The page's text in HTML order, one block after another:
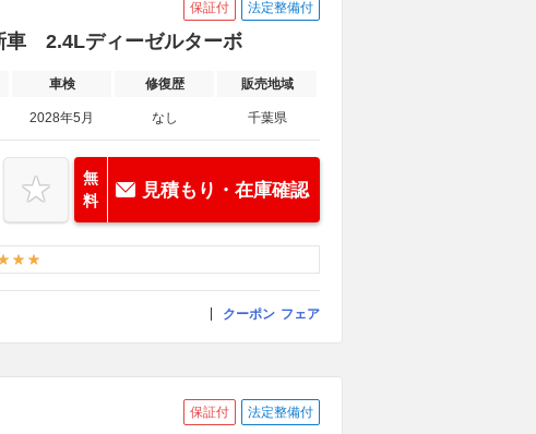
保証付 法定整備付
車 2.4Lディーゼルターボ
車検 修復歴 販売地域
2028年5月 なし 千葉県
無
料
見積もり・在庫確認
クーポン フェア
保証付 法定整備付